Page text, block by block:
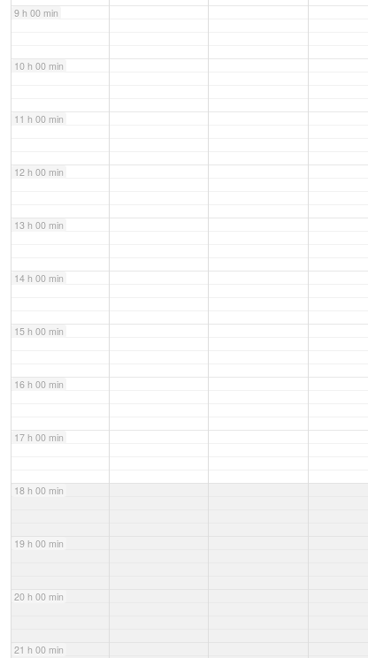
9 h 00 min
10 h 00 min
11 h 00 min
12 h 00 min
13 h 00 min
14 h 00 min
15 h 00 min
16 h 00 min
17 h 00 min
18 h 00 min
19 h 00 min
20 h 00 min
21 h 00 min